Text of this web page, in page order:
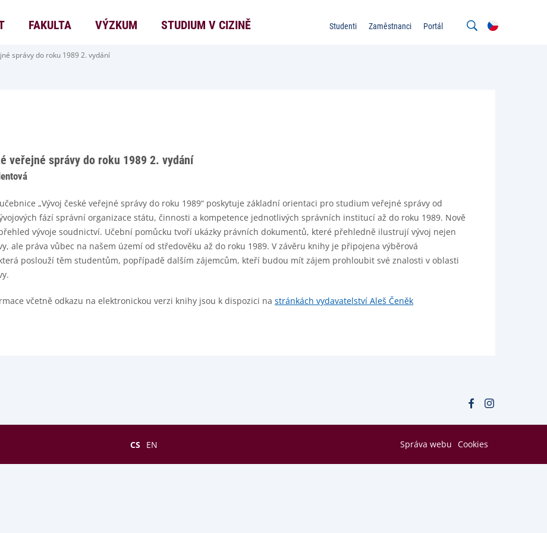
FAKULTA VÝZKUM STUDIUM V CIZINĚ Studenti Zaměstnanci Portál
správy do roku 1989 2. vydání
veřejné správy do roku 1989 2. vydání
„Vývoj české veřejné správy do roku 1989“ poskytuje základní orientaci pro studium veřejné správy od
fází správní organizace státu, činnosti a kompetence jednotlivých správních institucí až do roku 1989. Nově
vývoje soudnictví. Učební pomůcku tvoří ukázky právních dokumentů, které přehledně ilustrují vývoj nejen
ale práva vůbec na našem území od středověku až do roku 1989. V závěru knihy je připojena výběrová
poslouží těm studentům, popřípadě dalším zájemcům, kteří budou mít zájem prohloubit své znalosti v oblasti
včetně odkazu na elektronickou verzi knihy jsou k dispozici na stránkách vydavatelství Aleš Čeněk
CS EN Správa webu Cookies